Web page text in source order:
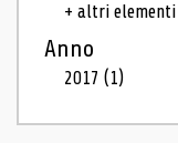
+ altri elementi
Anno
2017(1)